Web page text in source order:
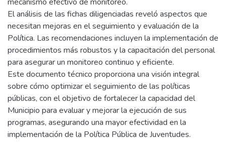
El análisis de las fichas diligenciadas reveló aspectos que
necesitan mejoras en el seguimiento y evaluación de la
Política. Las recomendaciones incluyen la implementación de
procedimientos más robustos y la capacitación del personal
para asegurar un monitoreo continuo y eficiente.
Este documento técnico proporciona una visión integral
sobre cómo optimizar el seguimiento de las políticas
públicas, con el objetivo de fortalecer la capacidad del
Municipio para evaluar y mejorar la ejecución de sus
programas, asegurando una mayor efectividad en la
implementación de la Política Pública de Juventudes.